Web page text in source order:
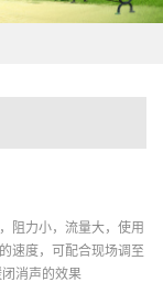
阻力小，流量大，使用
速度，可配合现场调至
消声的效果